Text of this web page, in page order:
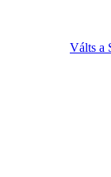
Válts a